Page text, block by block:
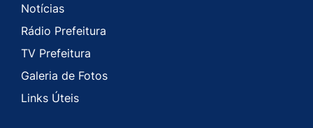
Notícias
Rádio Prefeitura
TV Prefeitura
Galeria de Fotos
Links Úteis